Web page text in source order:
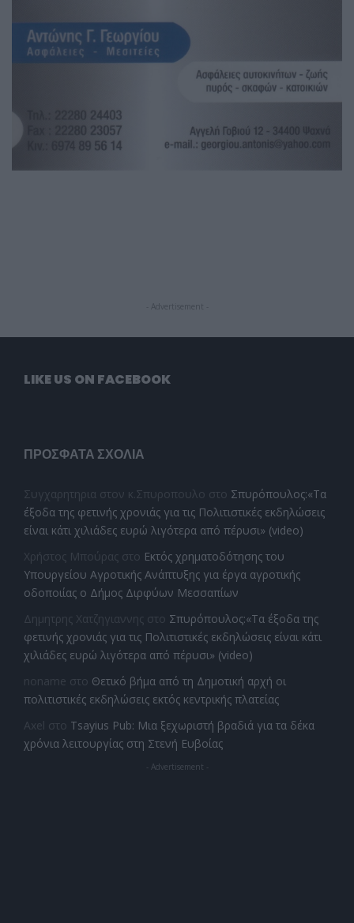
- Advertisement -
LIKE US ON FACEBOOK
ΠΡΌΣΦΑΤΑ ΣΧΌΛΙΑ
Συγχαρητηρια στον κ.Σπυροπουλο στο Σπυρόπουλος:«Τα
έξοδα της φετινής χρονιάς για τις Πολιτιστικές εκδηλώσεις
είναι κάτι χιλιάδες ευρώ λιγότερα από πέρυσι» (video)
Χρήστος Μπούρας στο Εκτός χρηματοδότησης του
Υπουργείου Αγροτικής Ανάπτυξης για έργα αγροτικής
οδοποιίας ο Δήμος Διρφύων Μεσσαπίων
Δημητρης Χατζηγιαννης στο Σπυρόπουλος:«Τα έξοδα της
φετινής χρονιάς για τις Πολιτιστικές εκδηλώσεις είναι κάτι
χιλιάδες ευρώ λιγότερα από πέρυσι» (video)
noname στο Θετικό βήμα από τη Δημοτική αρχή οι
πολιτιστικές εκδηλώσεις εκτός κεντρικής πλατείας
Axel στο Tsayius Pub: Μια ξεχωριστή βραδιά για τα δέκα
χρόνια λειτουργίας στη Στενή Ευβοίας
- Advertisement -